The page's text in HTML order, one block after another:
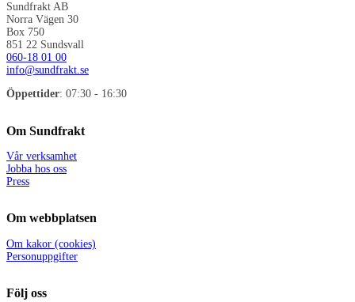
Sundfrakt AB
Norra Vägen 30
Box 750
851 22 Sundsvall
060-18 01 00
info@sundfrakt.se
Öppettider: 07:30 - 16:30
Om Sundfrakt
Vår verksamhet
Jobba hos oss
Press
Om webbplatsen
Om kakor (cookies)
Personuppgifter
Följ oss